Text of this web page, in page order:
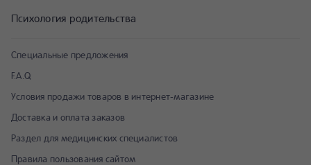
Специальные предложения
F.A.Q
Условия продажи товаров в интернет-магазине
Доставка и оплата заказов
Раздел для медицинских специалистов
Правила пользования сайтом
Психология родительства